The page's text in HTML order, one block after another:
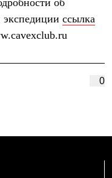
ссылка
0